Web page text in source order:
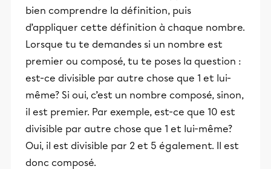
bien comprendre la définition, puis
d’appliquer cette définition à chaque nombre.
Lorsque tu te demandes si un nombre est
premier ou composé, tu te poses la question :
est-ce divisible par autre chose que 1 et lui-
même? Si oui, c’est un nombre composé, sinon,
il est premier. Par exemple, est-ce que 10 est
divisible par autre chose que 1 et lui-même?
Oui, il est divisible par 2 et 5 également. Il est
donc composé.